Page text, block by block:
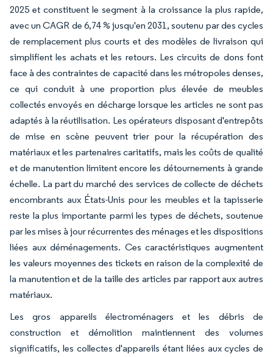
2025 et constituent le segment à la croissance la plus rapide,
avec un CAGR de 6,74 % jusqu'en 2031, soutenu par des cycles
de remplacement plus courts et des modèles de livraison qui
simplifient les achats et les retours. Les circuits de dons font
face à des contraintes de capacité dans les métropoles denses,
ce qui conduit à une proportion plus élevée de meubles
collectés envoyés en décharge lorsque les articles ne sont pas
adaptés à la réutilisation. Les opérateurs disposant d'entrepôts
de mise en scène peuvent trier pour la récupération des
matériaux et les partenaires caritatifs, mais les coûts de qualité
et de manutention limitent encore les détournements à grande
échelle. La part du marché des services de collecte de déchets
encombrants aux États-Unis pour les meubles et la tapisserie
reste la plus importante parmi les types de déchets, soutenue
par les mises à jour récurrentes des ménages et les dispositions
liées aux déménagements. Ces caractéristiques augmentent
les valeurs moyennes des tickets en raison de la complexité de
la manutention et de la taille des articles par rapport aux autres
matériaux.
Les gros appareils électroménagers et les débris de
construction et démolition maintiennent des volumes
significatifs, les collectes d'appareils étant liées aux cycles de